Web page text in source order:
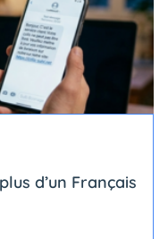
d’un Français